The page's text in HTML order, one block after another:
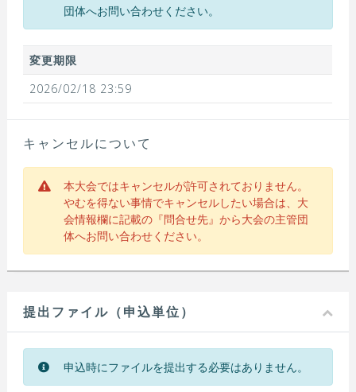
団体へお問い合わせください。
変更期限
2026/02/18 23:59
キャンセルについて
本大会ではキャンセルが許可されておりません。
やむを得ない事情でキャンセルしたい場合は、大
会情報欄に記載の『問合せ先』から大会の主管団
体へお問い合わせください。
提出ファイル（申込単位）
申込時にファイルを提出する必要はありません。